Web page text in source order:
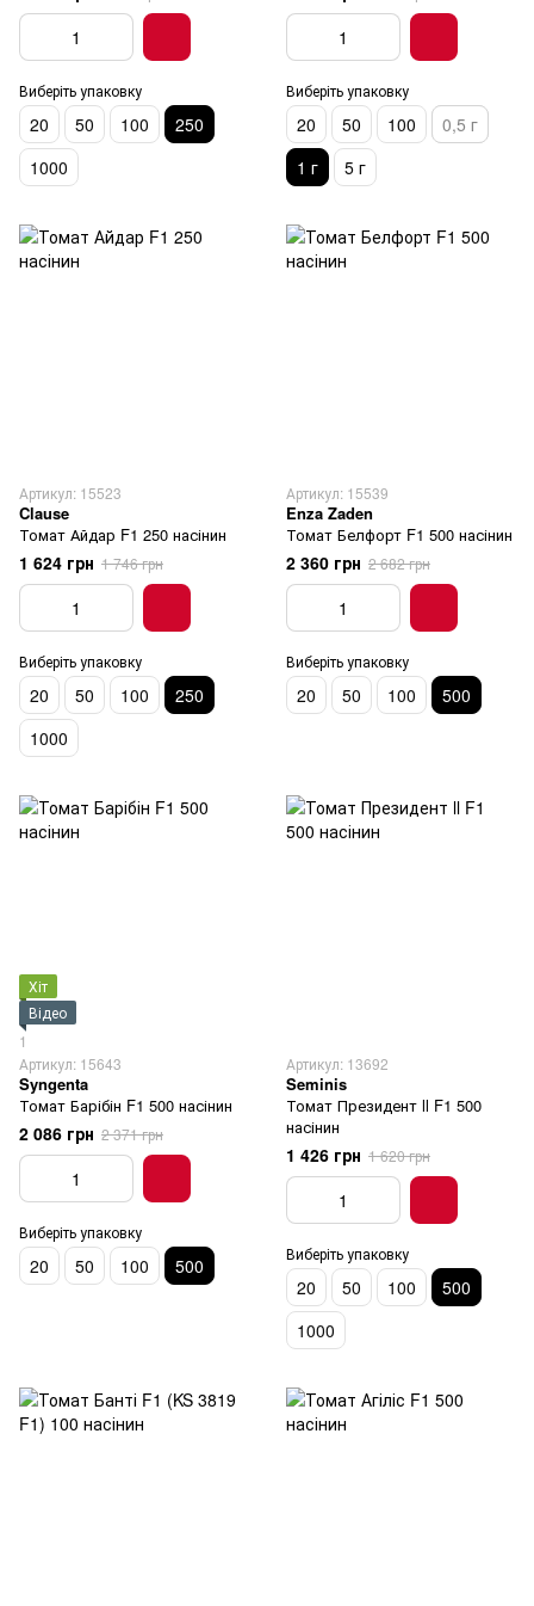
Виберіть упаковку
20 50 100
250
1000
Виберіть упаковку
20 50 100
0,5 г
1 г
5 г
Артикул: 15523
Clause
Томат Айдар F1 250 насінин
1 624 грн 1 746 грн
Виберіть упаковку
20 50 100
250
1000
Артикул: 15539
Enza Zaden
Томат Белфорт F1 500 насінин
2 360 грн 2 682 грн
Виберіть упаковку
20 50 100 500
Хіт
Відео
1
Артикул: 15643
Syngenta
Томат Барібін F1 500 насінин
2 086 грн 2 371 грн
Виберіть упаковку
20 50 100 500
Артикул: 13692
Seminis
Томат Президент ll F1 500
насінин
1 426 грн 1 620 грн
Виберіть упаковку
20 50 100
500
1000